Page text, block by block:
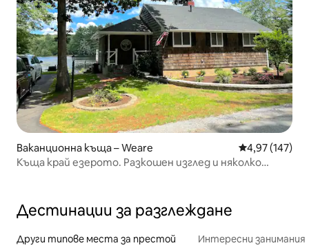
Ваканционна къща – Weare Средна
4,97 (147)
Къща край езерото. Разкошен изглед и няколко
Дестинации за разглеждане
Други типове места за престой Интересни занимания